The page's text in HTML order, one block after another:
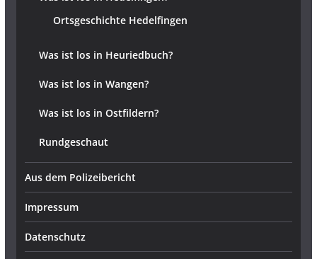
Ortsgeschichte Hedelfingen
Was ist los in Heuriedbuch?
Was ist los in Wangen?
Was ist los in Ostfildern?
Rundgeschaut
Aus dem Polizeibericht
Impressum
Datenschutz